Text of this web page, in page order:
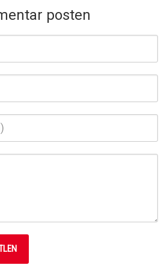
posten